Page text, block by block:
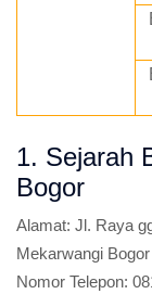
1. Sejarah
Bogor
Alamat: Jl. Raya
Mekarwangi Bogor
Nomor Telepon: